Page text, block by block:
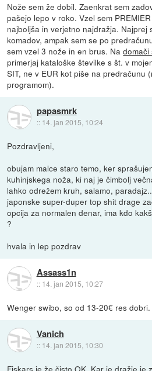
Nože sem že dobil. Zaenkrat sem
pašejo lepo v roko. Vzel sem
najboljša in verjetno najdražja. Najprej
komadov, ampak sem se po
sem vzel 3 nože in en brus. Nadomači
primerjaj kataloške številke s št. v
SIT, ne v EUR kot piše na predračunu
programom).
papasmrk
:: 14. jan 2015, 10:24
Pozdravljeni,
obujam malce staro temo, ker
kuhinjskega noža, ki naj je čimbolj
lahko odrežem kruh, salamo,
japonske super-duper top shit drage
opcija za normalen denar, ima kdo
?
hvala in lep pozdrav
Assass1n
:: 14. jan 2015, 10:27
Wenger swibo, so od 13-20€ res dobri.
Vanich
:: 14. jan 2015, 10:30